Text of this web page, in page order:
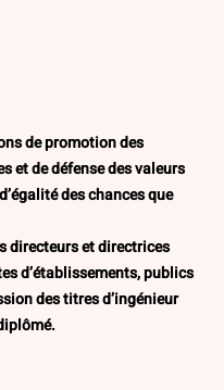
de promotion des
et de défense des valeurs
des chances que
directeurs et directrices
d’établissements, publics
des titres d’ingénieur